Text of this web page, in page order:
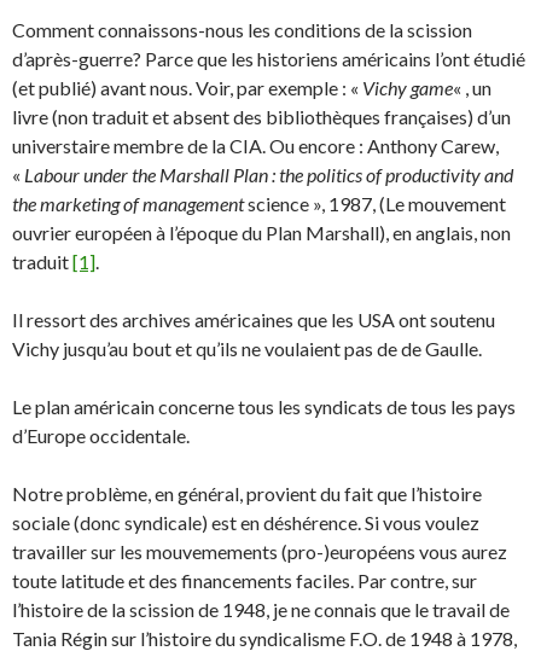
Comment connaissons-nous les conditions de la scission
d’après-guerre? Parce que les historiens américains l’ont étudié
(et publié) avant nous. Voir, par exemple : « Vichy game« , un
livre (non traduit et absent des bibliothèques françaises) d’un
universtaire membre de la CIA. Ou encore : Anthony Carew,
« Labour under the Marshall Plan : the politics of productivity and
the marketing of managementscience », 1987, (Le mouvement
ouvrier européen à l’époque du Plan Marshall), en anglais, non
traduit[1].
Il ressort des archives américaines que les USA ont soutenu
Vichy jusqu’au bout et qu’ils ne voulaient pas de de Gaulle.
Le plan américain concerne tous les syndicats de tous les pays
d’Europe occidentale.
Notre problème, en général, provient du fait que l’histoire
sociale (donc syndicale) est en déshérence. Si vous voulez
travailler sur les mouvemements (pro-)européens vous aurez
toute latitude et des financements faciles. Par contre, sur
l’histoire de la scission de 1948, je ne connais que le travail de
Tania Régin sur l’histoire du syndicalisme F.O. de 1948 à 1978,